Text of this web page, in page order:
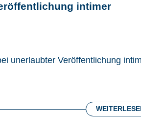
intimer
unerlaubter Veröffentlichung